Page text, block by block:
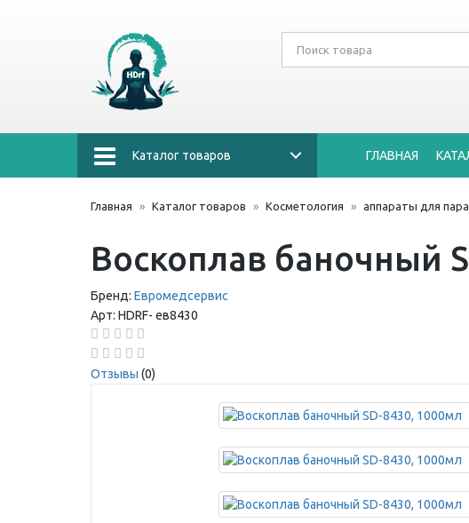
Каталог товаров ГЛАВНАЯ
Главная Каталог товаров Косметология аппараты для
Воскоплав баночный
Бренд: Евромедсервис
Арт: HDRF- ев8430
Отзывы (0)